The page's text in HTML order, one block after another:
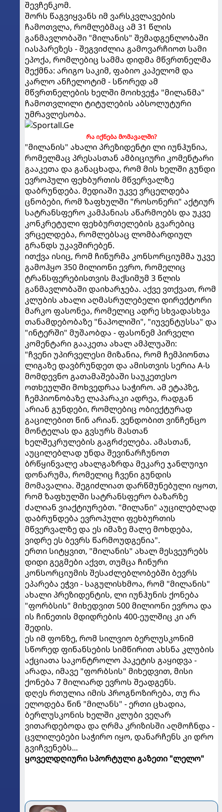
შევჩენკომ.
შორს წაგვიყვანს იმ ვარსკვლავების
ჩამოთვლა, რომლებმაც ამ 31 წლის
განმავლობაში "მილანის" შემადგენლობაში
იასპარეზეს - შეგვიძლია გამოვარჩიოთ სამი
ეპოქა, რომლებიც სამმა დიდმა მწვრთნელმა
შექმნა: არიგო საკიმ, ფაბიო კაპელომ და
კარლო ანჩელოტიმ - სწორედ ამ
მწვრთნელების ხელში მოიხვეჭა "მილანმა"
ჩამოთვლილი ტიტულების აბსოლუტური
უმრავლესობა.
რა იქნება მომავალში?
"მილანის" ახალი პრეზიდენტი ლი იუნჰუნია,
რომელმაც პრესასთან ამბიციური კომენტარი
გააკეთა და განაცხადა, რომ მის ხელში გუნდი
ევროპული ფეხბურთის მწვერვალზე
დაბრუნდება. მედიაში უკვე ვრცელდება
ცნობები, რომ ზაფხულში "როსონერი" აქტიურ
სატრანსფერო კამპანიას აწარმოებს და უკვე
კონკრეტული ფეხბურთელების გვარებიც
ვრცელდება, რომლებსაც ლომბარდიულ
გრანდს უკავშირებენ.
ითქვა ისიც, რომ ჩინურმა კონსორციუმმა უკვე
გამოჰყო 350 მილიონი ევრო, რომელიც
ტრანსფერებისთვის მაქსიმუმ 3 წლის
განმავლობაში დაიხარჯება. აქვე ვთქვათ, რომ
კლუბის ახალი აღმასრულებელი დირექტორი
მარკო ფასონეა, რომელიც ადრე სხვადასხვა
თანამდებობაზე "ნაპოლიში", "იუვენტუსსა" და
"ინტერში" მუშაობდა - ფასონემ პირველი
კომენტარი გააკეთა ახალ ამპლუაში:
"ჩვენი უპირველესი მიზანია, რომ ჩემპიონთა
ლიგაზე დავბრუნდეთ და ამისთვის სერია A-ს
მომდევნო გათამაშებაში საუკეთესო
ოთხეულში მოხვედრაა საჭირო. ამ ეტაპზე,
ჩემპიონობაზე ლაპარაკი ადრეა, რადგან
არიან გუნდები, რომლებიც ობიექტურად
გაცილებით წინ არიან. ვენდობით ვინჩენცო
მონტელას და გვსურს მასთან
ხელშეკრულების გაგრძელება. ამასთან,
აუცილებლად უნდა შევინარჩუნოთ
ბრწყინვალე ახალგაზრდა მეკარე ჯანლუიჯი
დონარუმა, რომელიც ჩვენი გუნდის
მომავალია. შეგიძლიათ დარწმუნებული იყოთ,
რომ ზაფხულში სატრანსფერო ბაზარზე
ძალიან ვიაქტიურებთ. "მილანი" აუცილებლად
დაბრუნდება ევროპული ფეხბურთის
მწვერვალზე და ეს იმაზე მალე მოხდება,
ვიდრე ეს ბევრს წარმოუდგენია".
ერთი სიტყვით, "მილანის" ახალ მესვეურებს
დიდი გეგმები აქვთ, თუმცა ჩინური
კონსორციუმის შესაძლებლობებში ბევრს
ეპარება ეჭვი - საგულისხმოა, რომ "მილანის"
ახალი პრეზიდენტის, ლი იუნჰუნის ქონება
"ფორბსის" მიხედვით 500 მილიონი ევროა და
ის ჩინეთის მდიდრების 400-ეულშიც კი არ
შედის.
ეს იმ ფონზე, რომ სილვიო ბერლუსკონიმ
სწორედ ფინანსების სიმწირით ახსნა კლუბის
აქციათა საკონტროლო პაკეტის გაყიდვა -
არადა, იმავე "ფორბსის" მიხედვით, მისი
ქონება 7 მილიარდ ევროს შეადგენს.
დღეს რთულია იმის პროგნოზირება, თუ რა
ელოდება წინ "მილანს" - ერთი ცხადია,
ბერლუსკონის ხელში კლუბი ვეღარ
ვითარდებოდა და ღრმა კრიზისში აღმოჩნდა -
ცვლილებები საჭირო იყო, დანარჩენს კი დრო
გვიჩვენებს...
ყოველდღიური სპორტული გაზეთი "ლელო"